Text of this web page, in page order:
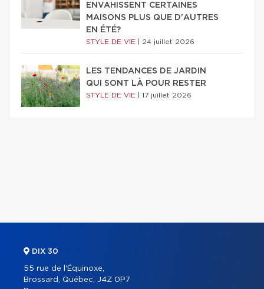
ENVAHISSENT CERTAINES
MAISONS PLUS QUE D'AUTRES
EN ÉTÉ?
STYLE DE VIE 24 juillet 2026
LES TENDANCES DE JARDIN
QUI SONT LÀ POUR RESTER
STYLE DE VIE 17 juillet 2026
DIX 30
55 rue de l'Équinoxe,
Brossard, Québec, J4Z 0P7